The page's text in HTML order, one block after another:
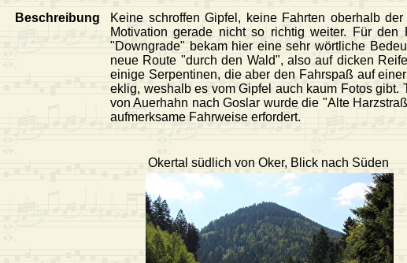
Beschreibung
Keine schroffen Gipfel, keine Fahrten oberhalb
Motivation gerade nicht so richtig weiter. Für
"Downgrade" bekam hier eine sehr wörtliche
neue Route "durch den Wald", also auf dicken
einige Serpentinen, die aber den Fahrspaß auf
eklig, weshalb es vom Gipfel auch kaum Fotos gibt.
von Auerhahn nach Goslar wurde die "Alte
aufmerksame Fahrweise erfordert.
Okertal südlich von Oker, Blick nach Süden